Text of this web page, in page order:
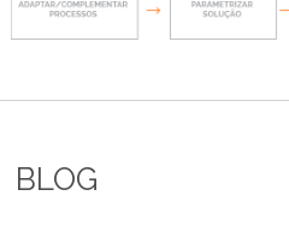
BLOG